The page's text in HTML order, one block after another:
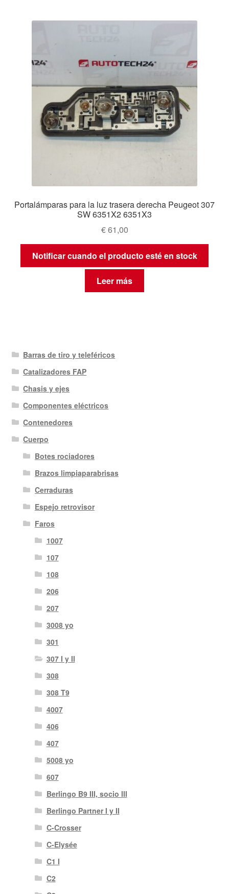
Portalámparas para la luz trasera derecha Peugeot 307
SW 6351X2 6351X3
€61,00
Notificar cuando el producto esté en stock
Leer más
Barras de tiro y teleféricos
Catalizadores FAP
Chasis y ejes
Componentes eléctricos
Contenedores
Cuerpo
Botes rociadores
Brazos limpiaparabrisas
Cerraduras
Espejo retrovisor
Faros
1007
107
108
206
207
3008 yo
301
307 I y II
308
308 T9
4007
406
407
5008 yo
607
Berlingo B9 III, socio III
Berlingo Partner I y II
C-Crosser
C-Elysée
C1 I
C2